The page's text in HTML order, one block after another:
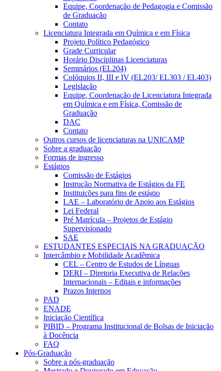
Equipe, Coordenação de Pedagogia e Comissão
de Graduação
Contato
Licenciatura Integrada em Química e em Física
Projeto Político Pedagógico
Grade Curricular
Horário Disciplinas Licenciaturas
Seminários (EL204)
Colóquios II, III e IV (EL203/ EL303 / EL403)
Legislação
Equipe, Coordenação de Licenciatura Integrada
em Química e em Física, Comissão de
Graduação
DAC
Contato
Outros cursos de licenciaturas na UNICAMP
Sobre a graduação
Formas de ingresso
Estágios
Comissão de Estágios
Instrução Normativa de Estágios da FE
Instituições para fins de estágio
LAE – Laboratório de Apoio aos Estágios
Lei Federal
Pré Matrícula – Projetos de Estágio
Supervisionado
SAE
ESTUDANTES ESPECIAIS NA GRADUAÇÃO
Intercâmbio e Mobilidade Acadêmica
CEL – Centro de Estudos de Línguas
DERI – Diretoria Executiva de Relações
Internacionais – Editais e informações
Prazos Internos
PAD
ENADE
Iniciação Científica
PIBID – Programa Institucional de Bolsas de Iniciação
à Docência
FAQ
Pós-Graduação
Sobre a pós-graduação